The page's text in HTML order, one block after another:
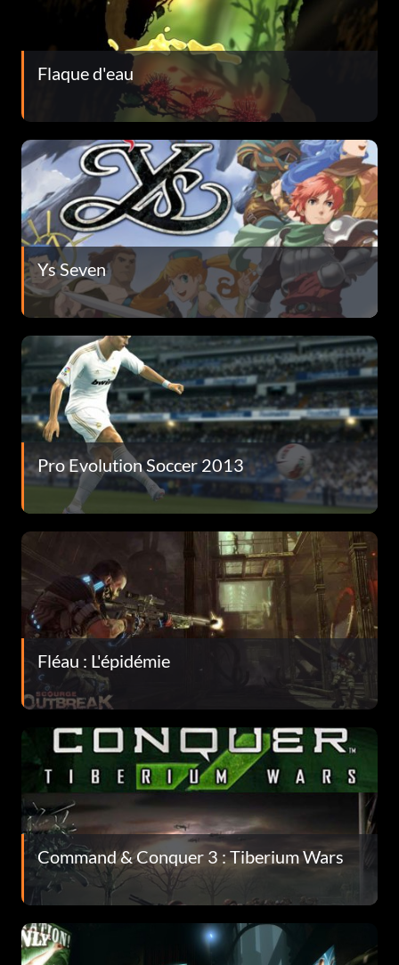
Flaque d'eau
Ys Seven
Pro Evolution Soccer 2013
Fléau : L'épidémie
Command & Conquer 3 : Tiberium Wars